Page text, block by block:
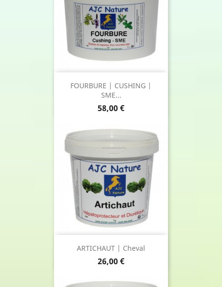
FOURBURE | CUSHING |
SME...
Prix
58,00 €
ARTICHAUT | Cheval
Prix
26,00 €